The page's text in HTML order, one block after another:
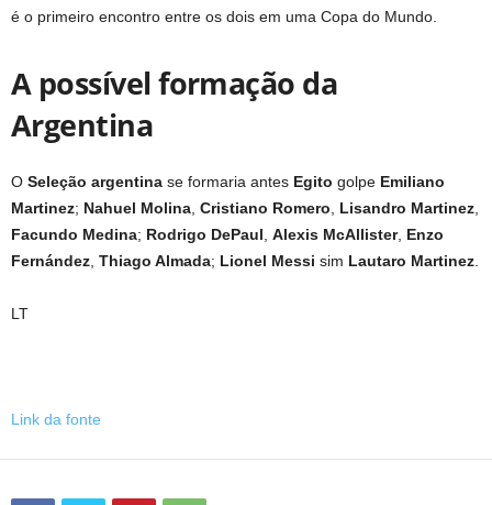
é o primeiro encontro entre os dois em uma Copa do Mundo.
A possível formação da
Argentina
O Seleção argentina se formaria antes Egito golpe Emiliano
Martinez; Nahuel Molina Cristiano Romero Lisandro Martinez
Facundo Medina; Rodrigo DePaul Alexis McAllister, Enzo
Fernández Thiago Almada; Lionel Messi sim Lautaro Martinez
LT
Link da fonte